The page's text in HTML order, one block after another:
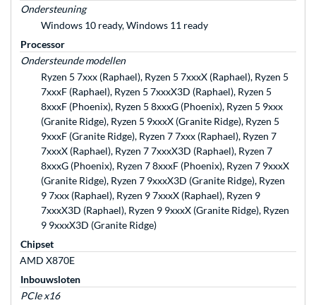
Ondersteuning
Windows 10 ready, Windows 11 ready
Processor
Ondersteunde modellen
Ryzen 5 7xxx (Raphael), Ryzen 5 7xxxX (Raphael), Ryzen 5
7xxxF (Raphael), Ryzen 5 7xxxX3D (Raphael), Ryzen 5
8xxxF (Phoenix), Ryzen 5 8xxxG (Phoenix), Ryzen 5 9xxx
(Granite Ridge), Ryzen 5 9xxxX (Granite Ridge), Ryzen 5
9xxxF (Granite Ridge), Ryzen 7 7xxx (Raphael), Ryzen 7
7xxxX (Raphael), Ryzen 7 7xxxX3D (Raphael), Ryzen 7
8xxxG (Phoenix), Ryzen 7 8xxxF (Phoenix), Ryzen 7 9xxxX
(Granite Ridge), Ryzen 7 9xxxX3D (Granite Ridge), Ryzen
9 7xxx (Raphael), Ryzen 9 7xxxX (Raphael), Ryzen 9
7xxxX3D (Raphael), Ryzen 9 9xxxX (Granite Ridge), Ryzen
9 9xxxX3D (Granite Ridge)
Chipset
AMD X870E
Inbouwsloten
PCIe x16